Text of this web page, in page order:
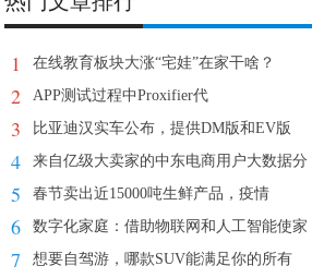
1 在线教育板块大涨“宅娃”在家干啥？
2 APP测试过程中Proxifier代
3 比亚迪汉实车公布，提供DM版和EV版
4 来自亿级大卖家的中东电商用户大数据分
5 春节卖出近15000吨生鲜产品，疫情
6 数字化家庭：借助物联网和人工智能使家
7 想要自驾游，哪款SUV能满足你的所有